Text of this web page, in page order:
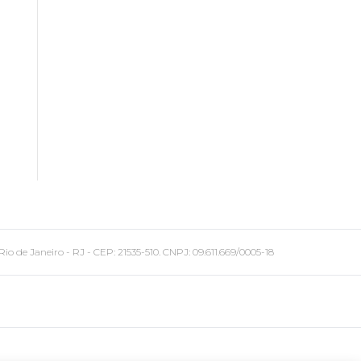
Janeiro - RJ - CEP: 21535-510. CNPJ: 09.611.669/0005-18